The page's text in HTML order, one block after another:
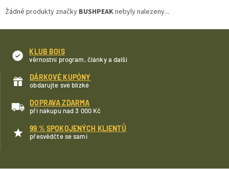
Žádné produkty značky BUSHPEAKnebyly nalezeny...
KLUB BOIS
věrnostní program, články a další
DÁRKOVÉ KUPÓNY
obdarujte své blízké
DOPRAVA ZDARMA
při nákupu nad 3 000 Kč
99 % SPOKOJENÝCH KLIENTŮ
přesvědčte se sami